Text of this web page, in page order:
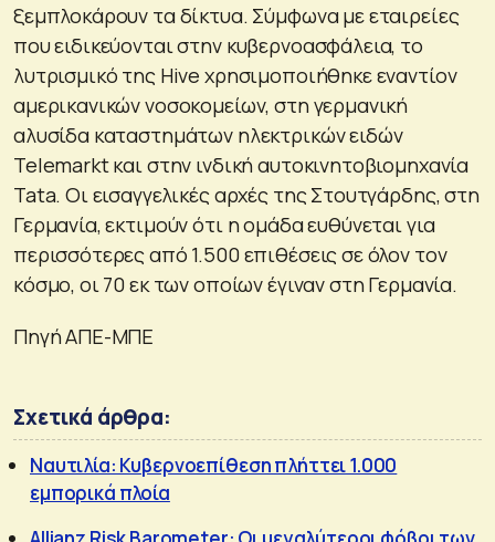
ξεμπλοκάρουν τα δίκτυα. Σύμφωνα με εταιρείες
που ειδικεύονται στην κυβερνοασφάλεια, το
λυτρισμικό της Hive χρησιμοποιήθηκε εναντίον
αμερικανικών νοσοκομείων, στη γερμανική
αλυσίδα καταστημάτων ηλεκτρικών ειδών
Telemarkt και στην ινδική αυτοκινητοβιομηχανία
Tata. Οι εισαγγελικές αρχές της Στουτγάρδης, στη
Γερμανία, εκτιμούν ότι η ομάδα ευθύνεται για
περισσότερες από 1.500 επιθέσεις σε όλον τον
κόσμο, οι 70 εκ των οποίων έγιναν στη Γερμανία.
Πηγή ΑΠΕ-ΜΠΕ
Σχετικά άρθρα:
Ναυτιλία: Κυβερνοεπίθεση πλήττει 1.000
εμπορικά πλοία